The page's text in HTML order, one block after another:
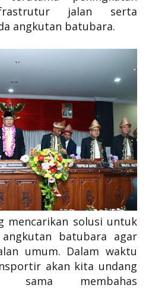
jalan serta
angkutan batubara.
mencarikan solusi untuk
batubara agar
umum. Dalam waktu
akan kita undang
sama membahas